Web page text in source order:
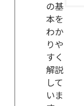
の基
本を
わか
りや
すく
解説
して
いま